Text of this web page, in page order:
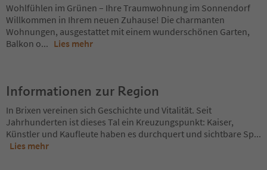
Wohlfühlen im Grünen – Ihre Traumwohnung im Sonnendorf
Willkommen in Ihrem neuen Zuhause! Die charmanten
Wohnungen, ausgestattet mit einem wunderschönen Garten,
Balkon o... Lies mehr
Informationen zur Region
In Brixen vereinen sich Geschichte und Vitalität. Seit
Jahrhunderten ist dieses Tal ein Kreuzungspunkt: Kaiser,
Künstler und Kaufleute haben es durchquert und sichtbare Sp...
Lies mehr